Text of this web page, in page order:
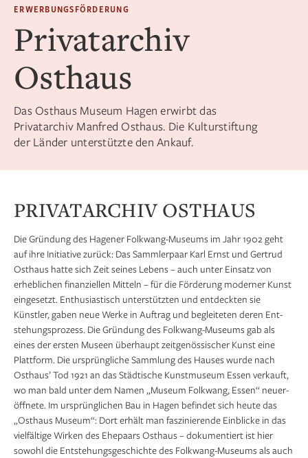
ERWERBUNGSFÖRDERUNG
Privatarchiv
Osthaus
Das Osthaus Museum Hagen erwirbt das
Privatarchiv Manfred Osthaus. Die Kulturstiftung
der Länder unterstützte den Ankauf.
PRIVATARCHIV OSTHAUS
Die Gründung des Hagener Folkwang-Museums im Jahr 1902 geht
auf ihre Initiative zurück: Das Sammlerpaar Karl Ernst und Gertrud
Osthaus hatte sich Zeit seines Lebens – auch unter Einsatz von
erheblichen finanziellen Mitteln – für die Förderung moderner Kunst
eingesetzt. Enthusiastisch unterstützten und ent­deck­ten sie
Künstler, gaben neue Werke in Auftrag und begleiteten deren Ent­
stehungs­prozess. Die Gründung des Folkwang-Museums gab als
eines der ersten Museen überhaupt zeitgenössischer Kunst eine
Plattform. Die ursprüng­liche Sammlung des Hauses wurde nach
Osthaus’ Tod 1921 an das Städtische Kunst­museum Essen verkauft,
wo man bald unter dem Namen „Museum Folkwang, Essen“ neu­er­
öff­nete. Im ursprünglichen Bau in Hagen befindet sich heute das
„Osthaus Museum“: Dort erhält man faszinierende Einblicke in das
vielfältige Wirken des Ehepaars Osthaus – dokumentiert ist hier
sowohl die Ent­stehungs­geschichte des Folkwang-Museums als auch